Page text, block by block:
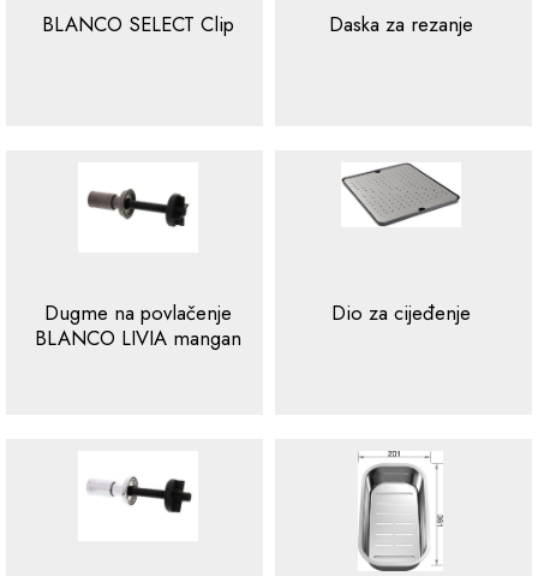
BLANCO SELECT Clip Daska za rezanje
Dugme na povlačenje
BLANCO LIVIA mangan
Dio za cijeđenje